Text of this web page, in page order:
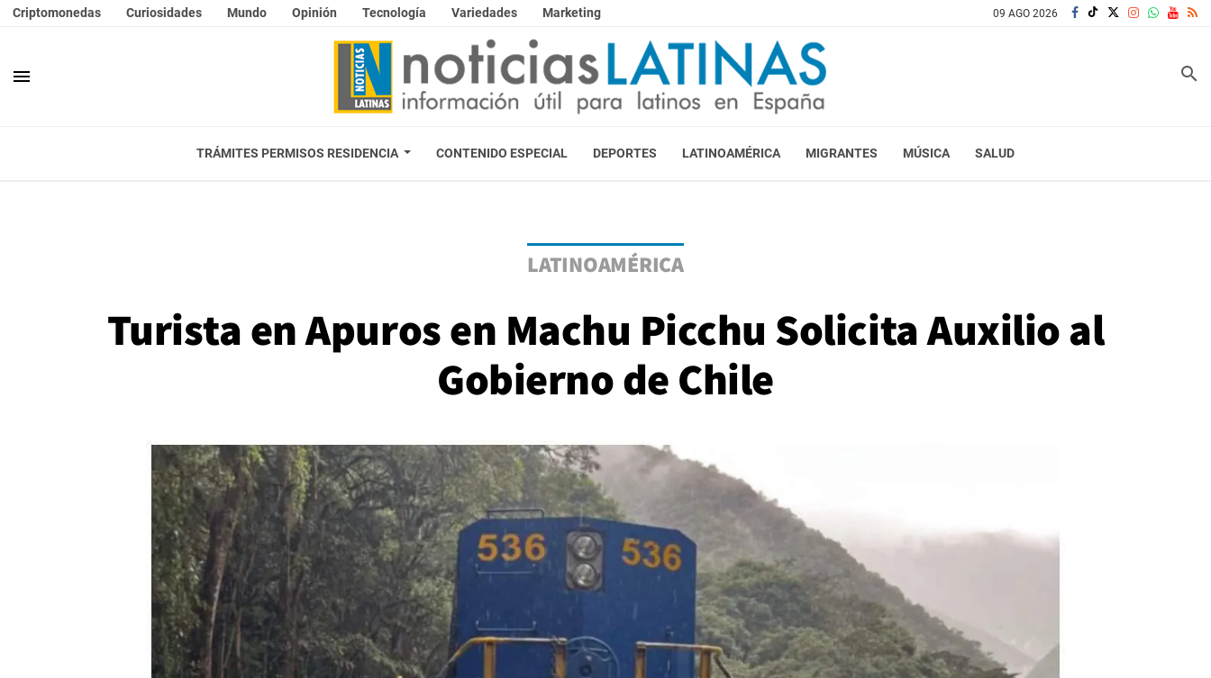
Criptomonedas Curiosidades Mundo Opinión Tecnología Variedades Marketing 09 AGO 2026
menu search
TRÁMITES PERMISOS RESIDENCIA CONTENIDO ESPECIAL DEPORTES LATINOAMÉRICA MIGRANTES MÚSICA SALUD
LATINOAMÉRICA
Turista en Apuros en Machu Picchu Solicita Auxilio al
Gobierno de Chile